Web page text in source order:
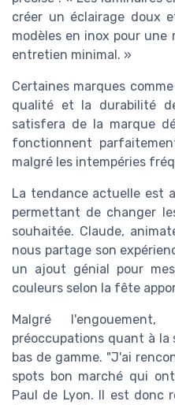
créer un éclairage doux
modèles en inox pour
entretien minimal. »
Certaines marques
qualité et la durabilité
satisfera de la marque
fonctionnent
malgré les intempéries
La tendance actuelle est
permettant de changer
souhaitée. Claude,
nous partage son
un ajout génial pour
couleurs selon la fête
Malgré
préoccupations quant à
bas de gamme. "J'ai
spots bon marché qui
Paul de Lyon. Il est donc